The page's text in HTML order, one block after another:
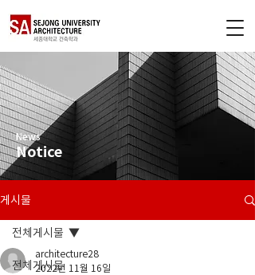
News
Notice
게시물
전체게시물
전체게시물
architecture28
2022년 11월 16일